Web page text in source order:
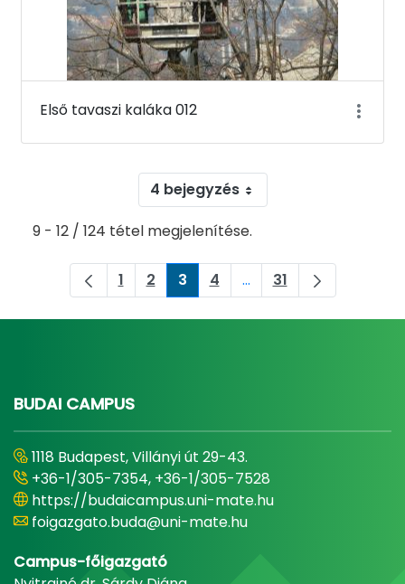
Első tavaszi kaláka 012
4 bejegyzés
9 - 12 / 124 tétel megjelenítése.
Oldal
1 Oldal
2 Oldal
3 Oldal
4 ...Köztes oldalak
Oldal
31
BUDAI CAMPUS
1118 Budapest, Villányi út 29-43.
+36-1/305-7354, +36-1/305-7528
https://budaicampus.uni-mate.hu
foigazgato.buda@uni-mate.hu
Campus-főigazgató